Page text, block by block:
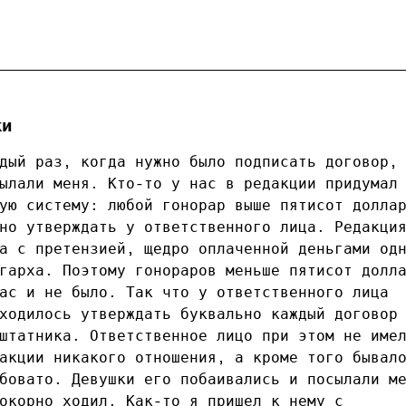
раз, когда нужно было подписать договор,
меня. Кто-то у нас в редакции придумал
систему: любой гонорар выше пятисот
утверждать у ответственного лица. Редакция
с претензией, щедро оплаченной деньгами
Поэтому гонораров меньше пятисот
и не было. Так что у ответственного лица
утверждать буквально каждый договор
Ответственное лицо при этом не
никакого отношения, а кроме того бывало
Девушки его побаивались и посылали
ходил. Как-то я пришел к нему с